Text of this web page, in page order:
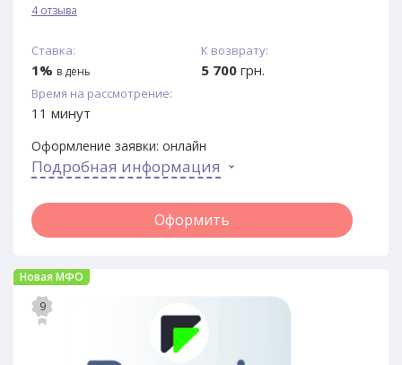
4 отзыва
Ставка:
1% в день
К возврату:
5 700 грн.
Время на рассмотрение:
11 минут
Оформление заявки: онлайн
Подробная информация
Оформить
Новая МФО
9